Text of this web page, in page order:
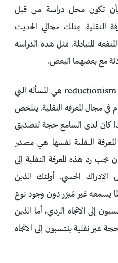
تكون محل دراسة من قبل
النقلية. يمتلك مجالي الحديث
المتبادلة. تمثل هذه الدراسة
مع بعضهما البعض.
تعتبر مسألة الاختزال أو الرد reductionism هي المسألة التي
في مجال المعرفة النقلية. يتلخص
كان لدى السامع حجة لتصديق
النقلية نفسها هي مصدر
يجب رد هذه المعرفة النقلية إلى
الحسي. أولئك الذين
يسمعه غير مُبرّر دون وجود نوع
إلى الاتجاه الردي، أما الذين
غير نقلية ينتسبون إلى الاتجاه